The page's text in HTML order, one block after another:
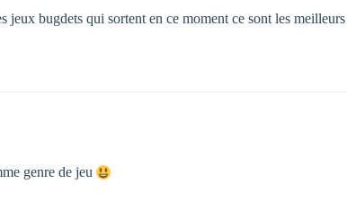
jeux bugdets qui sortent en ce moment ce sont les
genre de jeu